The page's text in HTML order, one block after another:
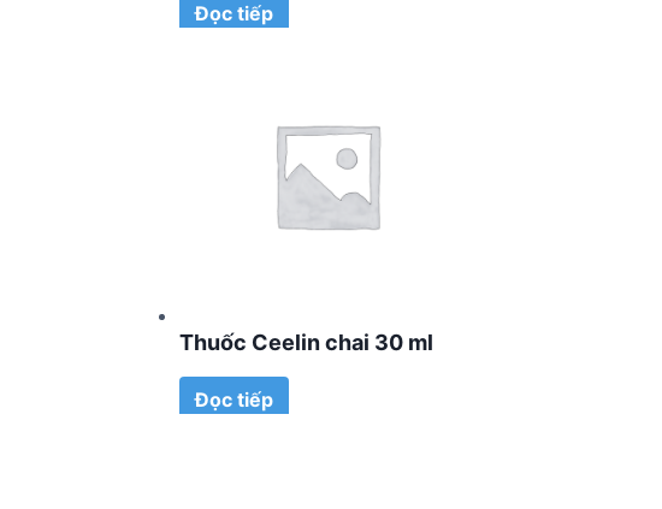
Đọc tiếp
Thuốc Ceelin chai 30 ml
Đọc tiếp